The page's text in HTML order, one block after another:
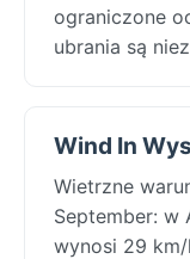
ograniczone
ubrania są
Wind In
Wietrzne
September: w
wynosi 29